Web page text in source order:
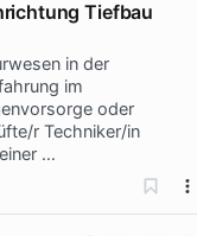
Tiefbau
in der
im
oder
r Techniker/in
…